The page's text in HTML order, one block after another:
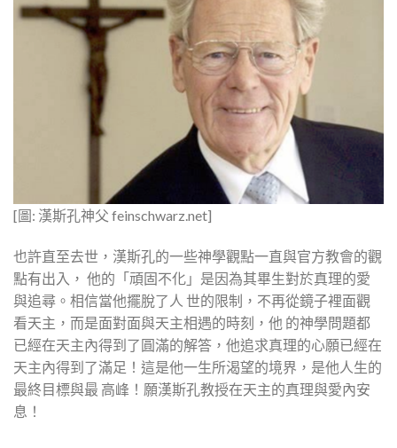
[圖: 漢斯孔神父 feinschwarz.net]
也許直至去世，漢斯孔的一些神學觀點一直與官方教會的觀
點有出入， 他的「頑固不化」是因為其畢生對於真理的愛
與追尋。相信當他擺脫了人 世的限制，不再從鏡子裡面觀
看天主，而是面對面與天主相遇的時刻，他 的神學問題都
已經在天主內得到了圓滿的解答，他追求真理的心願已經在
天主內得到了滿足！這是他一生所渴望的境界，是他人生的
最終目標與最 高峰！願漢斯孔教授在天主的真理與愛內安
息！